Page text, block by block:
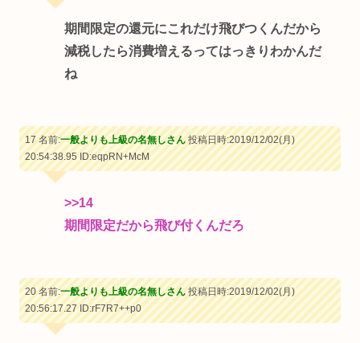
期間限定の還元にこれだけ飛びつくんだから
減税したら消費増えるってはっきりわかんだ
ね
17 名前:一般よりも上級の名無しさん投稿日時:2019/12/02(月)
20:54:38.95ID:eqpRN+McM
>>14
期間限定だから飛び付くんだろ
20 名前:一般よりも上級の名無しさん投稿日時:2019/12/02(月)
20:56:17.27ID:rF7R7++p0